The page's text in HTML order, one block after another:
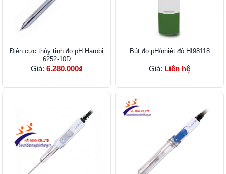
Điện cực thủy tinh đo pH Harobi
6252-10D
Giá: 6.280.000₫
Bút đo pH/nhiệt độ HI98118
Giá: Liên hệ